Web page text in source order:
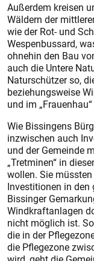
Außerdem kreisen
Wäldern der
wie der Rot- und
Wespenbussard,
ohnehin den Bau
auch die Untere
Naturschützer so,
beziehungsweise
und im
Wie Bissingens
inzwischen auch
und der Gemeinde
„Tretminen“ in
wollen. Sie
Investitionen in
Bissinger
Windkraftanlagen
nicht möglich ist.
die in der
die Pflegezone